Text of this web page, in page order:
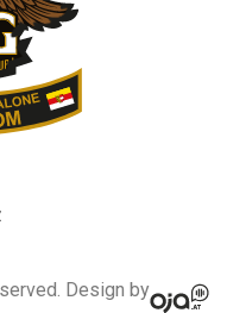
Design by